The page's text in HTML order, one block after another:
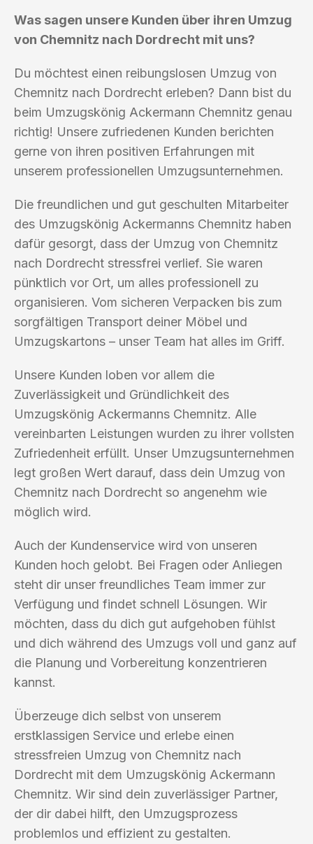
Was sagen unsere Kunden über ihren Umzug
von Chemnitz nach Dordrecht mit uns?
Du möchtest einen reibungslosen Umzug von
Chemnitz nach Dordrecht erleben? Dann bist du
beim Umzugskönig Ackermann Chemnitz genau
richtig! Unsere zufriedenen Kunden berichten
gerne von ihren positiven Erfahrungen mit
unserem professionellen Umzugsunternehmen.
Die freundlichen und gut geschulten Mitarbeiter
des Umzugskönig Ackermanns Chemnitz haben
dafür gesorgt, dass der Umzug von Chemnitz
nach Dordrecht stressfrei verlief. Sie waren
pünktlich vor Ort, um alles professionell zu
organisieren. Vom sicheren Verpacken bis zum
sorgfältigen Transport deiner Möbel und
Umzugskartons – unser Team hat alles im Griff.
Unsere Kunden loben vor allem die
Zuverlässigkeit und Gründlichkeit des
Umzugskönig Ackermanns Chemnitz. Alle
vereinbarten Leistungen wurden zu ihrer vollsten
Zufriedenheit erfüllt. Unser Umzugsunternehmen
legt großen Wert darauf, dass dein Umzug von
Chemnitz nach Dordrecht so angenehm wie
möglich wird.
Auch der Kundenservice wird von unseren
Kunden hoch gelobt. Bei Fragen oder Anliegen
steht dir unser freundliches Team immer zur
Verfügung und findet schnell Lösungen. Wir
möchten, dass du dich gut aufgehoben fühlst
und dich während des Umzugs voll und ganz auf
die Planung und Vorbereitung konzentrieren
kannst.
Überzeuge dich selbst von unserem
erstklassigen Service und erlebe einen
stressfreien Umzug von Chemnitz nach
Dordrecht mit dem Umzugskönig Ackermann
Chemnitz. Wir sind dein zuverlässiger Partner,
der dir dabei hilft, den Umzugsprozess
problemlos und effizient zu gestalten.